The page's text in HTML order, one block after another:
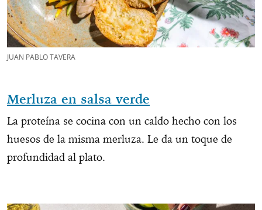
JUAN PABLO TAVERA
Merluza en salsa verde
La proteína se cocina con un caldo hecho con los
huesos de la misma merluza. Le da un toque de
profundidad al plato.